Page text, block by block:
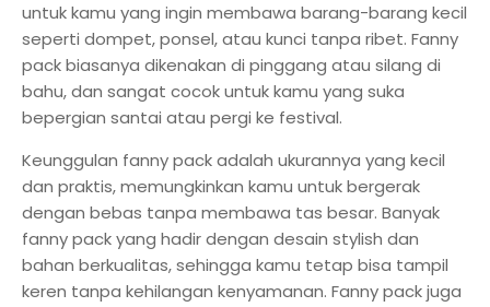
untuk kamu yang ingin membawa barang-barang kecil
seperti dompet, ponsel, atau kunci tanpa ribet. Fanny
pack biasanya dikenakan di pinggang atau silang di
bahu, dan sangat cocok untuk kamu yang suka
bepergian santai atau pergi ke festival.
Keunggulan fanny pack adalah ukurannya yang kecil
dan praktis, memungkinkan kamu untuk bergerak
dengan bebas tanpa membawa tas besar. Banyak
fanny pack yang hadir dengan desain stylish dan
bahan berkualitas, sehingga kamu tetap bisa tampil
keren tanpa kehilangan kenyamanan. Fanny pack juga